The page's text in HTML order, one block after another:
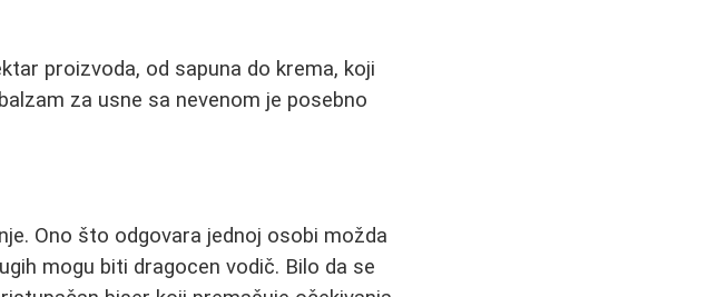
proizvoda, od sapuna do krema, koji
za usne sa nevenom je posebno
Ono što odgovara jednoj osobi možda
mogu biti dragocen vodič. Bilo da se